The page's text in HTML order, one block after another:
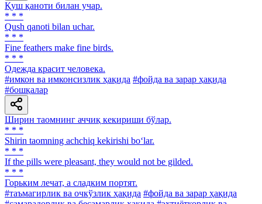
Қуш қаноти билан учар.
* * *
Qush qanoti bilan uchar.
* * *
Fine feathers make fine birds.
* * *
Одежда красит человека.
#имкон ва имконсизлик ҳақида #фойда ва зарар ҳақида
#бошқалар
Ширин таомнинг аччиқ кекириши бўлар.
* * *
Shirin taomning achchiq kekirishi bo‘lar.
* * *
If the pills were pleasant, they would not be gilded.
* * *
Горьким лечат, а сладким портят.
#таъмагирлик ва очкўзлик ҳақида #фойда ва зарар ҳақида